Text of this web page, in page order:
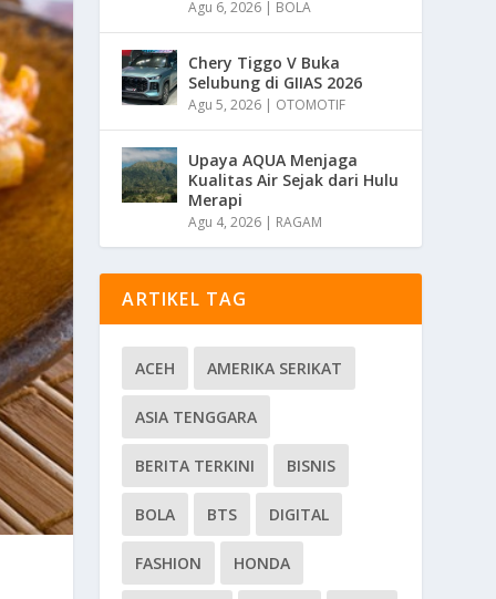
Agu 6, 2026 | BOLA
Chery Tiggo V Buka
Selubung di GIIAS 2026
Agu 5, 2026 | OTOMOTIF
Upaya AQUA Menjaga
Kualitas Air Sejak dari Hulu
Merapi
Agu 4, 2026 | RAGAM
ARTIKEL TAG
ACEH AMERIKA SERIKAT
ASIA TENGGARA
BERITA TERKINI BISNIS
BOLA BTS DIGITAL
FASHION HONDA